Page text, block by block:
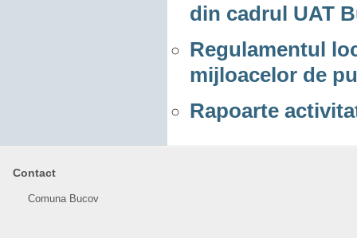
din cadrul UAT
Regulamentul
mijloacelor de
Rapoarte
Contact
Comuna Bucov